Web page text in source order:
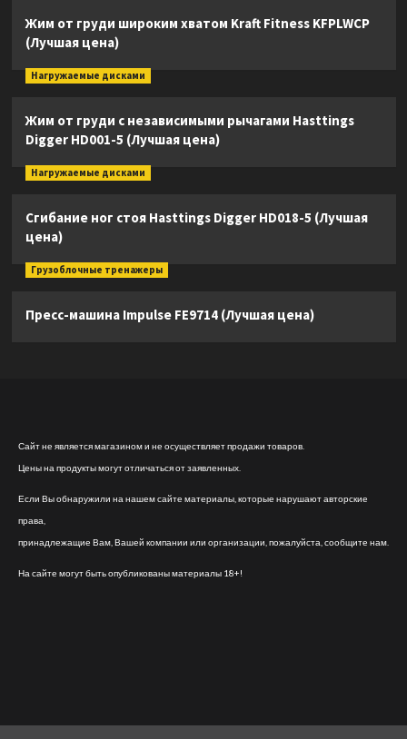
Жим от груди широким хватом Kraft Fitness KFPLWCP
(Лучшая цена)
Нагружаемые дисками
Жим от груди с независимыми рычагами Hasttings
Digger HD001-5 (Лучшая цена)
Нагружаемые дисками
Сгибание ног стоя Hasttings Digger HD018-5 (Лучшая
цена)
Грузоблочные тренажеры
Пресс-машина Impulse FE9714 (Лучшая цена)
Сайт не является магазином и не осуществляет продажи товаров.
Цены на продукты могут отличаться от заявленных.
Если Вы обнаружили на нашем сайте материалы, которые нарушают авторские
права,
принадлежащие Вам, Вашей компании или организации, пожалуйста, сообщите нам.
На сайте могут быть опубликованы материалы 18+!